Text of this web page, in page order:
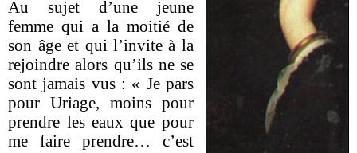
Au sujet d’une jeune
femme qui a la moitié de
son âge et qui l’invite à la
rejoindre alors qu’ils ne se
sont jamais vus : « Je pars
pour Uriage, moins pour
prendre les eaux que pour
me faire prendre… c’est